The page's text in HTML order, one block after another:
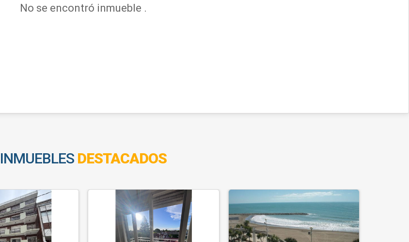
No se encontró inmueble .
INMUEBLES DESTACADOS